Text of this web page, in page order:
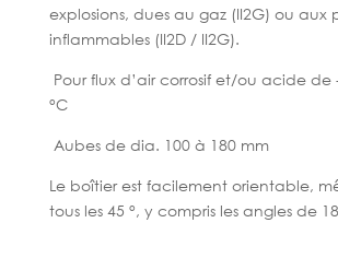
explosions, dues au gaz (II2G) ou aux
inflammables (II2D / II2G).
Pourflux d’air corrosif et/ou acidede
°C
Aubes de dia. 100 à 180 mm
Le boîtier est facilement orientable,
tous les 45 °, y compris les angles de